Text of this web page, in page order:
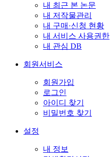
내 최근 본 논문
내 저작물관리
내 구매·신청 현황
내 서비스 사용권한
내 관심 DB
회원서비스
회원가입
로그인
아이디 찾기
비밀번호 찾기
설정
내 정보